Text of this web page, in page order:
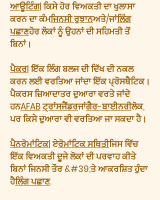
ਆਊਟਿੰਗ| ਕਿਸੇ ਹੋਰ ਵਿਅਕਤੀ ਦਾ ਖੁਲਾਸਾ
ਕਰਨ ਦਾ ਕੰਮਜਿਨਸੀ ਰੁਝਾਨਅਤੇ/ਜਾਂਲਿੰਗ
ਪਛਾਣਹੋਰ ਲੋਕਾਂ ਨੂੰ ਉਹਨਾਂ ਦੀ ਸਹਿਮਤੀ ਤੋਂ
ਬਿਨਾਂ।
ਪੈਕਰ| ਇੱਕ ਲਿੰਗ ਬਲਜ ਦੀ ਦਿੱਖ ਦੀ ਨਕਲ
ਕਰਨ ਲਈ ਵਰਤਿਆ ਜਾਂਦਾ ਇੱਕ ਪ੍ਰੋਸਥੈਟਿਕ।
ਪੈਕਰਸ ਜ਼ਿਆਦਾਤਰ ਦੁਆਰਾ ਵਰਤੇ ਜਾਂਦੇ
ਹਨAFABਟ੍ਰਾਂਸਜੈਂਡਰਜਾਂਗੈਰ-ਬਾਈਨਰੀਲੋਕ,
ਪਰ ਕਿਸੇ ਦੁਆਰਾ ਵੀ ਵਰਤਿਆ ਜਾ ਸਕਦਾ ਹੈ।
ਪੈਨਰੋਮਾਂਟਿਕ| ਏਰੋਮਾਂਟਿਕ ਸਥਿਤੀਜਿਸ ਵਿੱਚ
ਇੱਕ ਵਿਅਕਤੀ ਦੂਜੇ ਲੋਕਾਂ ਦੀ ਪਰਵਾਹ ਕੀਤੇ
ਬਿਨਾਂ ਜਿਨਸੀ ਤੌਰ &#39;ਤੇ ਆਕਰਸ਼ਿਤ ਹੁੰਦਾ
ਹੈਲਿੰਗ ਪਛਾਣ.